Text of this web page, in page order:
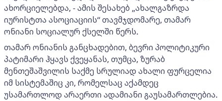
ახორციელებდა, - ამის შესახებ „ახალგაზრდა
იურისტთა ასოციაციის“ თავმჯდომარე, თამარ
ონიანი სოციალურ ქსელში წერს.
თამარ ონიანის განცხადებით, ბევრი პოლიტიკური
პატიმარი ჰყავს ქვეყანას, თუმცა, ზურაბ
მენთეშაშვილის საქმე სრულიად ახალი ფურცელია
იმ სისტემაშიც კი, რომელსაც აქამდეც
უსამართლოდ არაერთი ადამიანი გაუსამართლებია.